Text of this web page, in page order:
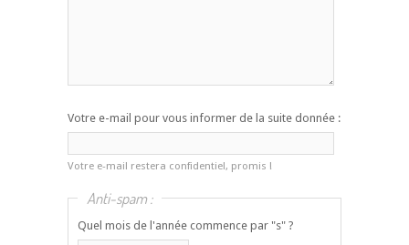
Votre e-mail pour vous informer de la suite donnée :
Votre e-mail restera confidentiel, promis !
Anti-spam :
Quel mois de l'année commence par "s" ?